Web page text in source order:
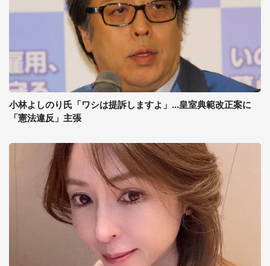
小林よしのり氏「ワシは提訴しますよ」...皇室典範改正案に
「憲法違反」主張